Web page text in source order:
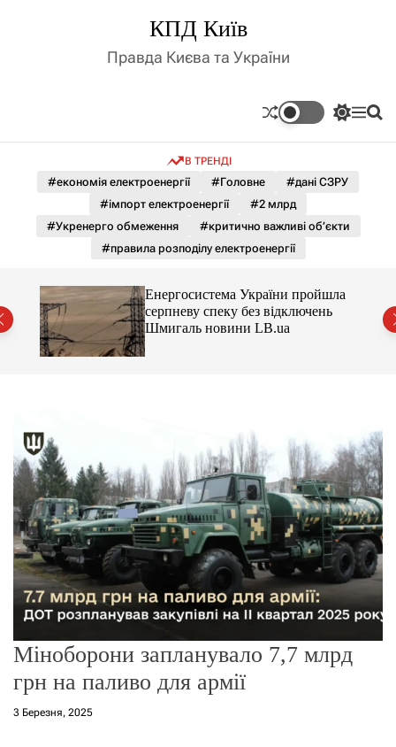
д
КПД Київ
Правда Києва та України
П
м
а
ь
о
ж
и
м
у
М П
В ТРЕНДІ
#економія електроенергії #Головне
#дані СЗРУ
#імпорт електроенергії
#2 млрд
#Укренерго обмеження
#критично важливі об’єкти
#правила розподілу електроенергії
Енергосистема України пройшла
серпневу спеку без відключень
Шмигаль новини LB.ua
Міноборони запланувало 7,7 млрд
грн на паливо для армії
3 Березня, 2025